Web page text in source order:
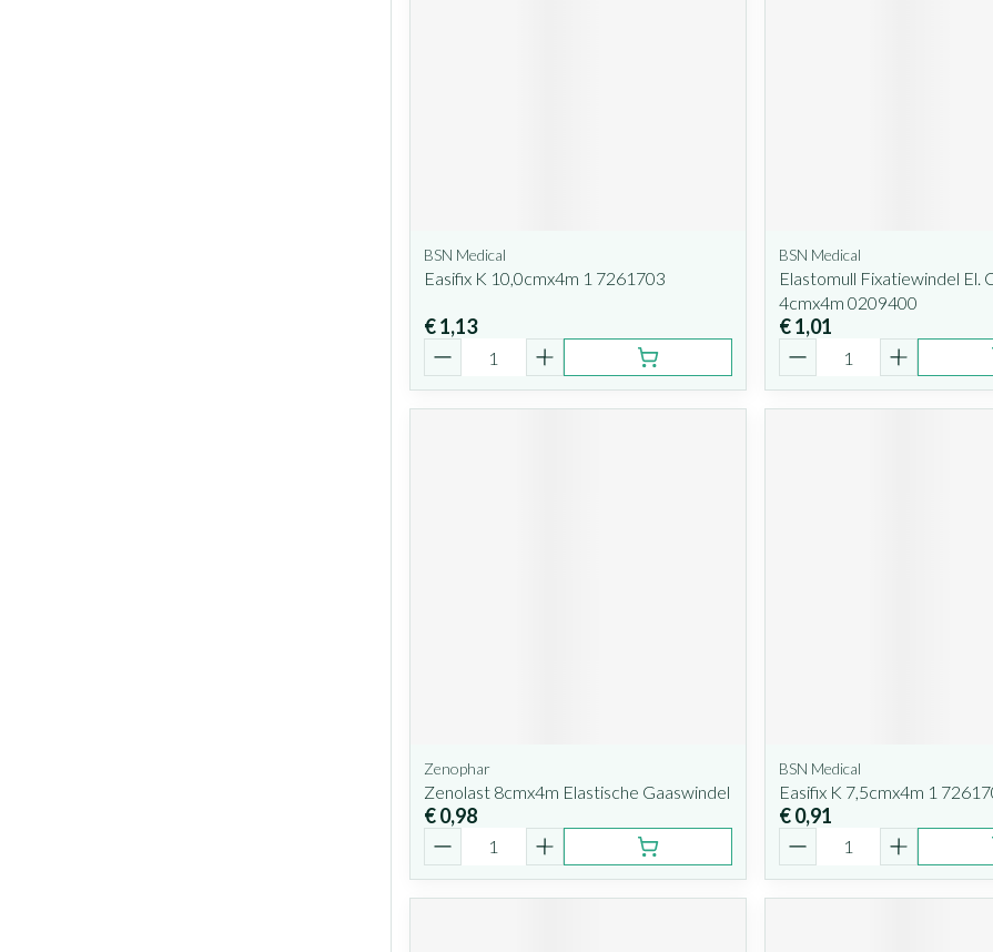
BSN Medical
Easifix K 10,0cmx4m 1 7261703
€ 1,13
BSN Medical
Elastomull Fixatiewindel El.
4cmx4m 0209400
€ 1,01
Zenophar
Zenolast 8cmx4m Elastische Gaaswindel
€ 0,98
BSN Medical
Easifix K 7,5cmx4m 1
€ 0,91